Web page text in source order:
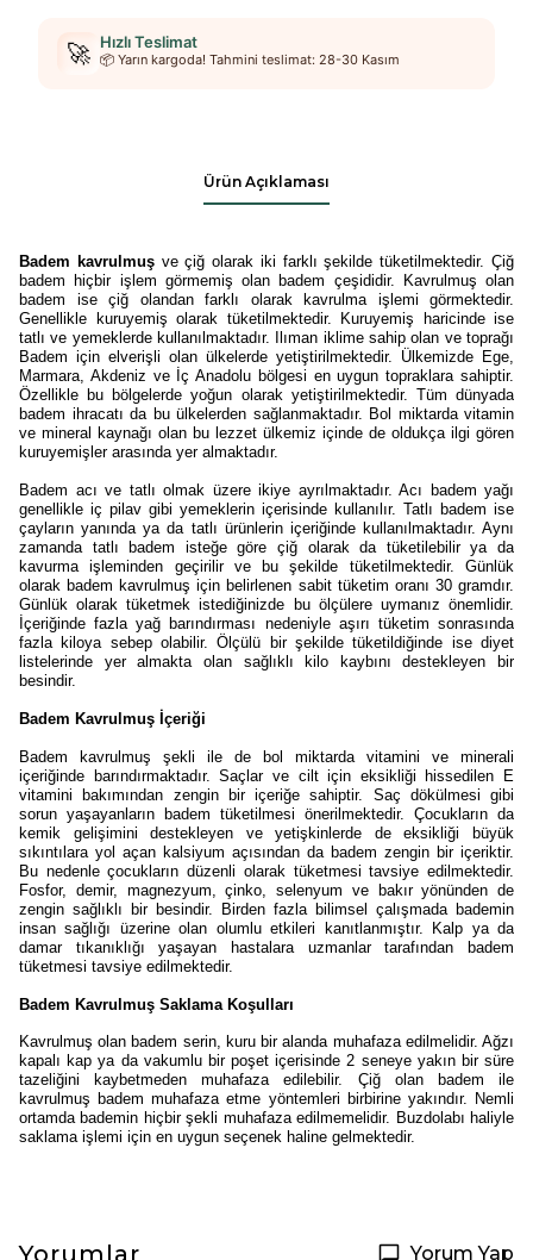
🚀 Hızlı Teslimat
📦 Yarın kargoda! Tahmini teslimat: 28-30 Kasım
Ürün Açıklaması
Badem kavrulmuşve çiğ olarak iki farklı şekilde tüketilmektedir. Çiğ
badem hiçbir işlem görmemiş olan badem çeşididir. Kavrulmuş olan
badem ise çiğ olandan farklı olarak kavrulma işlemi görmektedir.
Genellikle kuruyemiş olarak tüketilmektedir. Kuruyemiş haricinde ise
tatlı ve yemeklerde kullanılmaktadır. Ilıman iklime sahip olan ve toprağı
Badem için elverişli olan ülkelerde yetiştirilmektedir. Ülkemizde Ege,
Marmara, Akdeniz ve İç Anadolu bölgesi en uygun topraklara sahiptir.
Özellikle bu bölgelerde yoğun olarak yetiştirilmektedir. Tüm dünyada
badem ihracatı da bu ülkelerden sağlanmaktadır. Bol miktarda vitamin
ve mineral kaynağı olan bu lezzet ülkemiz içinde de oldukça ilgi gören
kuruyemişler arasında yer almaktadır.
Badem acı ve tatlı olmak üzere ikiye ayrılmaktadır. Acı badem yağı
genellikle iç pilav gibi yemeklerin içerisinde kullanılır. Tatlı badem ise
çayların yanında ya da tatlı ürünlerin içeriğinde kullanılmaktadır. Aynı
zamanda tatlı badem isteğe göre çiğ olarak da tüketilebilir ya da
kavurma işleminden geçirilir ve bu şekilde tüketilmektedir. Günlük
olarak badem kavrulmuş için belirlenen sabit tüketim oranı 30 gramdır.
Günlük olarak tüketmek istediğinizde bu ölçülere uymanız önemlidir.
İçeriğinde fazla yağ barındırması nedeniyle aşırı tüketim sonrasında
fazla kiloya sebep olabilir. Ölçülü bir şekilde tüketildiğinde ise diyet
listelerinde yer almakta olan sağlıklı kilo kaybını destekleyen bir
besindir.
Badem Kavrulmuş İçeriği
Badem kavrulmuş şekli ile de bol miktarda vitamini ve minerali
içeriğinde barındırmaktadır. Saçlar ve cilt için eksikliği hissedilen E
vitamini bakımından zengin bir içeriğe sahiptir. Saç dökülmesi gibi
sorun yaşayanların badem tüketilmesi önerilmektedir. Çocukların da
kemik gelişimini destekleyen ve yetişkinlerde de eksikliği büyük
sıkıntılara yol açan kalsiyum açısından da badem zengin bir içeriktir.
Bu nedenle çocukların düzenli olarak tüketmesi tavsiye edilmektedir.
Fosfor, demir, magnezyum, çinko, selenyum ve bakır yönünden de
zengin sağlıklı bir besindir. Birden fazla bilimsel çalışmada bademin
insan sağlığı üzerine olan olumlu etkileri kanıtlanmıştır. Kalp ya da
damar tıkanıklığı yaşayan hastalara uzmanlar tarafından badem
tüketmesi tavsiye edilmektedir.
Badem Kavrulmuş Saklama Koşulları
Kavrulmuş olan badem serin, kuru bir alanda muhafaza edilmelidir. Ağzı
kapalı kap ya da vakumlu bir poşet içerisinde 2 seneye yakın bir süre
tazeliğini kaybetmeden muhafaza edilebilir. Çiğ olan badem ile
kavrulmuş badem muhafaza etme yöntemleri birbirine yakındır. Nemli
ortamda bademin hiçbir şekli muhafaza edilmemelidir. Buzdolabı haliyle
saklama işlemi için en uygun seçenek haline gelmektedir.
Yorumlar Yorum Yap